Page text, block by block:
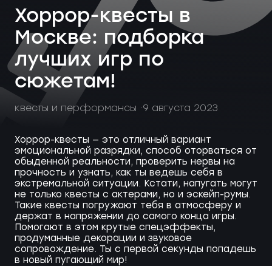
Хоррор-квесты в
Москве: подборка
лучших игр по
сюжетам!
квесты и перформансы 9 августа 2023
Хоррор-квесты — это отличный вариант
эмоциональной разрядки, способ оторваться от
обыденной реальности, проверить нервы на
прочность и узнать, как ты ведешь себя в
экстремальной ситуации. Кстати, напугать могут
не только квесты с актерами, но и эскейп-румы.
Такие квесты погружают тебя в атмосферу и
держат в напряжении до самого конца игры.
Помогают в этом крутые спецэффекты,
продуманные декорации и звуковое
сопровождение. Ты с первой секунды попадешь
в новый пугающий мир!